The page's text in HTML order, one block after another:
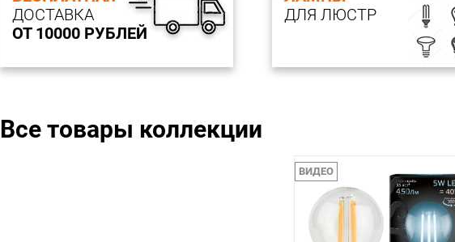
ДОСТАВКА
ОТ 10000 РУБЛЕЙ
ДЛЯ ЛЮСТР
Все товары коллекции
ВИДЕО